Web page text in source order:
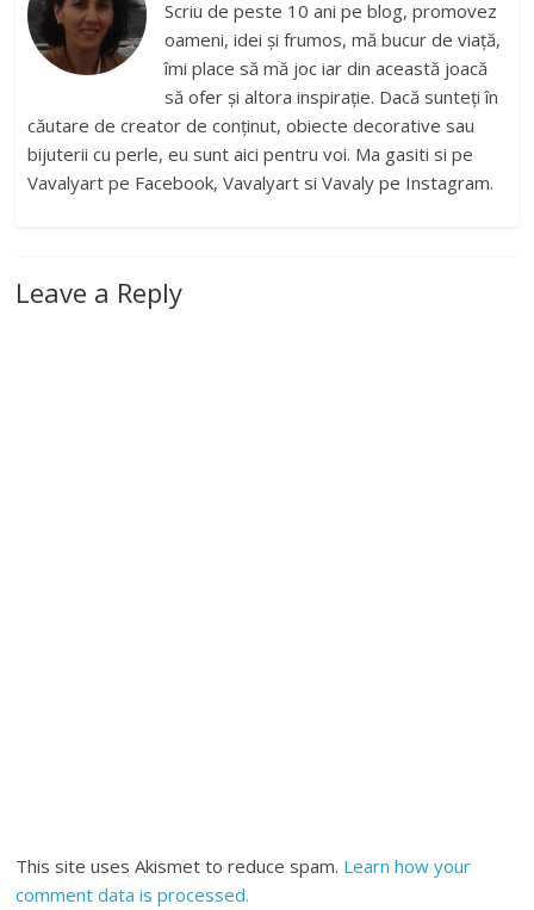
Scriu de peste 10 ani pe blog, promovez
oameni, idei și frumos, mă bucur de viață,
îmi place să mă joc iar din această joacă
să ofer și altora inspirație. Dacă sunteți în
căutare de creator de conținut, obiecte decorative sau
bijuterii cu perle, eu sunt aici pentru voi. Ma gasiti si pe
Vavalyart pe Facebook, Vavalyart si Vavaly pe Instagram.
Leave a Reply
This site uses Akismet to reduce spam. Learn how your
comment data is processed.